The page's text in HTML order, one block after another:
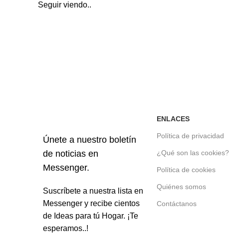
Seguir viendo..
Únete a nuestro boletín
de noticias en
Messenger.
Suscríbete a nuestra lista en
Messenger y recibe cientos
de Ideas para tú Hogar. ¡Te
esperamos..!
ENLACES
Política de privacidad
¿Qué son las cookies?
Política de cookies
Quiénes somos
Contáctanos